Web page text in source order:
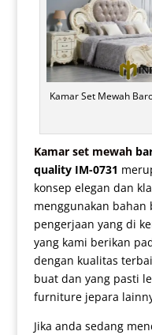
Kamar Set Mewah
Kamar set mewah
quality IM-0731
konsep elegan dan
menggunakan bahan
pengerjaan yang di
yang kami berikan
dengan kualitas
buat dan yang pasti
furniture jepara
Jika anda sedang